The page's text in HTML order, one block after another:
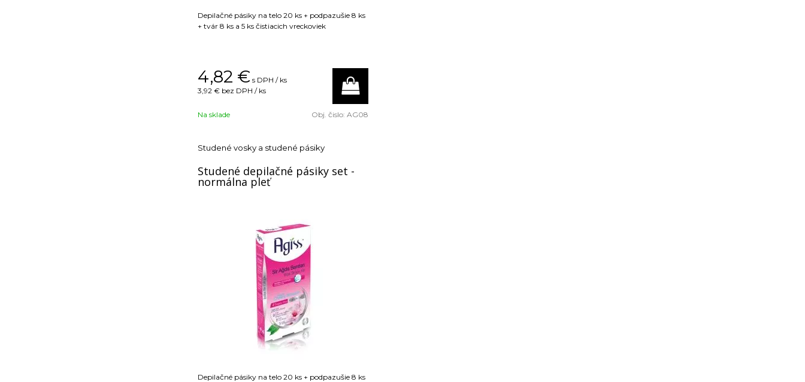
Depilačné pásiky na telo 20 ks + podpazušie 8 ks
+ tvár 8 ks a 5 ks čistiacich vreckoviek
4,82 € s DPH / ks
3,92 € bez DPH / ks
Na sklade Obj. čislo: AG08
Studené vosky a studené pásiky
Studené depilačné pásiky set -
normálna pleť
Depilačné pásiky na telo 20 ks + podpazušie 8 ks